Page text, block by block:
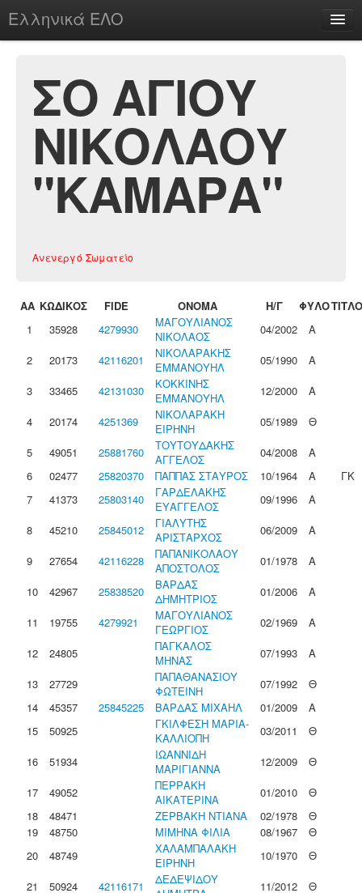
Ελληνικά ΕΛΟ
chesstu.be @ discord
Login
ΣΟ ΑΓΙΟΥ
ΝΙΚΟΛΑΟΥ
"ΚΑΜΑΡΑ"
Ανενεργό Σωματείο
ΑΑ ΚΩΔΙΚΟΣ FIDE ΟΝΟΜΑ Η/Γ ΦΥΛΟ
1
35928 4279930
ΜΑΓΟΥΛΙΑΝΟΣ
ΝΙΚΟΛΑΟΣ
04/2002
Α
2
20173 42116201
ΝΙΚΟΛΑΡΑΚΗΣ
ΕΜΜΑΝΟΥΗΛ
05/1990
Α
3
33465 42131030
ΚΟΚΚΙΝΗΣ
ΕΜΜΑΝΟΥΗΛ
12/2000
Α
4
20174 4251369
ΝΙΚΟΛΑΡΑΚΗ
ΕΙΡΗΝΗ
05/1989
Θ
5
49051 25881760
ΤΟΥΤΟΥΔΑΚΗΣ
ΑΓΓΕΛΟΣ
04/2008
Α
6
02477 25820370 ΠΑΠΠΑΣ ΣΤΑΥΡΟΣ 10/1964 Α
ΓΚ
7
41373 25803140
ΓΑΡΔΕΛΑΚΗΣ
ΕΥΑΓΓΕΛΟΣ
09/1996
Α
8
45210 25845012
ΓΙΑΛΥΤΗΣ
ΑΡΙΣΤΑΡΧΟΣ
06/2009
Α
9
27654 42116228
ΠΑΠΑΝΙΚΟΛΑΟΥ
ΑΠΟΣΤΟΛΟΣ
01/1978
Α
10
42967 25838520
ΒΑΡΔΑΣ
ΔΗΜΗΤΡΙΟΣ
01/2006
Α
11
19755 4279921
ΜΑΓΟΥΛΙΑΝΟΣ
ΓΕΩΡΓΙΟΣ
02/1969
Α
12
24805
ΠΑΓΚΑΛΟΣ
ΜΗΝΑΣ
07/1993
Α
13
27729
ΠΑΠΑΘΑΝΑΣΙΟΥ
ΦΩΤΕΙΝΗ
07/1992
Θ
14
45357 25845225 ΒΑΡΔΑΣ ΜΙΧΑΗΛ 01/2009
Α
15
50925
ΓΚΙΛΦΕΣΗ ΜΑΡΙΑ-
ΚΑΛΛΙΟΠΗ
03/2011
Θ
16
51934
ΙΩΑΝΝΙΔΗ
ΜΑΡΙΓΙΑΝΝΑ
12/2009
Θ
17
49052
ΠΕΡΡΑΚΗ
ΑΙΚΑΤΕΡΙΝΑ
01/2010
Θ
18
48471 ΖΕΡΒΑΚΗ ΝΤΙΑΝΑ 02/1978
Θ
19
48750 ΜΙΜΗΝΑ ΦΙΛΙΑ 08/1967
Θ
20
48749
ΧΑΛΑΜΠΑΛΑΚΗ
ΕΙΡΗΝΗ
10/1970
Θ
21
50924 42116171
ΔΕΔΕΨΙΔΟΥ
11/2012
Θ